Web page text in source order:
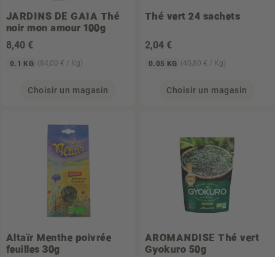
JARDINS DE GAIA Thé
noir mon amour 100g
8,40 €
0.1 KG (84,00 € / Kg)
Choisir un magasin
Thé vert 24 sachets
2,04 €
0.05 KG (40,80 € / Kg)
Choisir un magasin
Altaïr Menthe poivrée
feuilles 30g
AROMANDISE Thé vert
Gyokuro 50g